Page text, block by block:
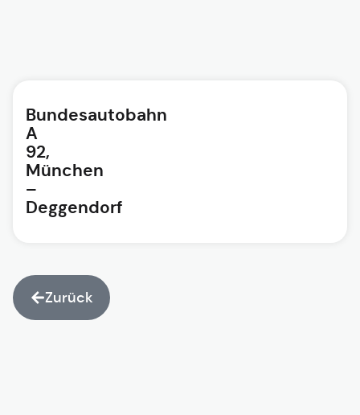
Bundesautobahn
A
92,
München
–
Deggendorf
Zurück